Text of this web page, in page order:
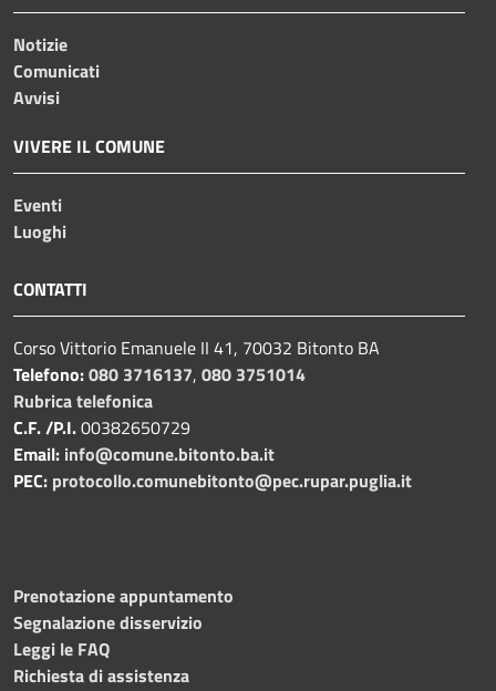
Notizie
Comunicati
Avvisi
VIVERE IL COMUNE
Eventi
Luoghi
CONTATTI
Corso Vittorio Emanuele II 41, 70032 Bitonto BA
Telefono:080 3716137, 080 3751014
Rubrica telefonica
C.F. /P.I.00382650729
Email: info@comune.bitonto.ba.it
PEC: protocollo.comunebitonto@pec.rupar.puglia.it
Prenotazione appuntamento
Segnalazione disservizio
Leggi le FAQ
Richiesta di assistenza